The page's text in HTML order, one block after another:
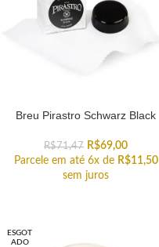
Breu Pirastro Schwarz Black
R$71,47 R$69,00
Parcele em até 6x de R$11,50
sem juros
ESGOT
ADO